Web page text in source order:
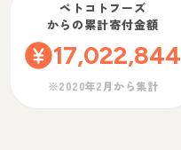
ペトコトフーズ
からの累計寄付金額
17,022,844
※2020年2月から集計